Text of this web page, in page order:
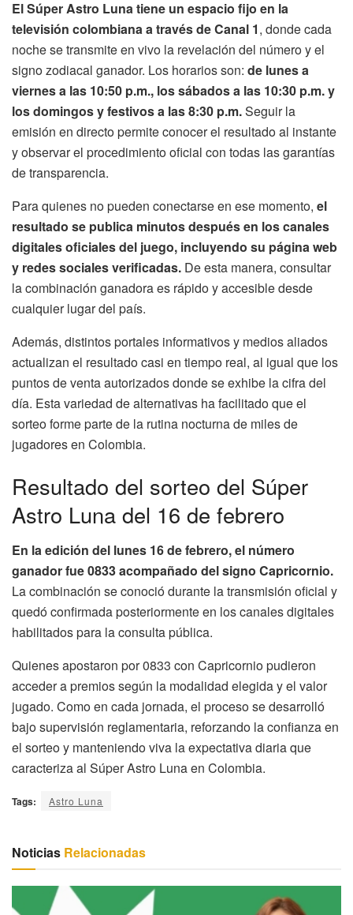
El Súper Astro Luna tiene un espacio fijo en la
televisión colombiana a través de Canal 1, donde cada
noche se transmite en vivo la revelación del número y el
signo zodiacal ganador. Los horarios son: de lunes a
viernes a las 10:50 p.m., los sábados a las 10:30 p.m. y
los domingos y festivos a las 8:30 p.m.Seguir la
emisión en directo permite conocer el resultado al instante
y observar el procedimiento oficial con todas las garantías
de transparencia.
Para quienes no pueden conectarse en ese momento, el
resultado se publica minutos después en los canales
digitales oficiales del juego, incluyendo su página web
y redes sociales verificadas. De esta manera, consultar
la combinación ganadora es rápido y accesible desde
cualquier lugar del país.
Además, distintos portales informativos y medios aliados
actualizan el resultado casi en tiempo real, al igual que los
puntos de venta autorizados donde se exhibe la cifra del
día. Esta variedad de alternativas ha facilitado que el
sorteo forme parte de la rutina nocturna de miles de
jugadores en Colombia.
Resultado del sorteo del Súper
Astro Luna del 16 de febrero
En la edición del lunes 16 de febrero, el número
ganador fue 0833 acompañado del signo Capricornio.
La combinación se conoció durante la transmisión oficial y
quedó confirmada posteriormente en los canales digitales
habilitados para la consulta pública.
Quienes apostaron por 0833 con Capricornio pudieron
acceder a premios según la modalidad elegida y el valor
jugado. Como en cada jornada, el proceso se desarrolló
bajo supervisión reglamentaria, reforzando la confianza en
el sorteo y manteniendo viva la expectativa diaria que
caracteriza al Súper Astro Luna en Colombia.
Tags: Astro Luna
Noticias Relacionadas